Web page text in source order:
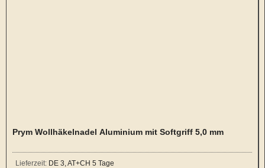
Prym Wollhäkelnadel Aluminium mit Softgriff 5,0 mm
Lieferzeit: DE 3, AT+CH 5 Tage